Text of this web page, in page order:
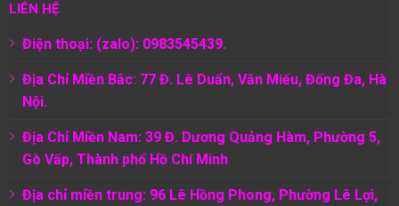
LIÊN HỆ
Điện thoại: (zalo): 0983545439.
Địa Chỉ Miền Bắc: 77 Đ. Lê Duẩn, Văn Miếu, Đống Đa, Hà
Nội.
Địa Chỉ Miền Nam: 39 Đ. Dương Quảng Hàm, Phường 5,
Gò Vấp, Thành phố Hồ Chí Minh
Địa chỉ miền trung: 96 Lê Hồng Phong, Phường Lê Lợi,